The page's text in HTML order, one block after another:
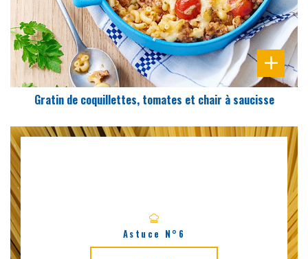
Gratin de coquillettes, tomates et chair à saucisse
Astuce N°6